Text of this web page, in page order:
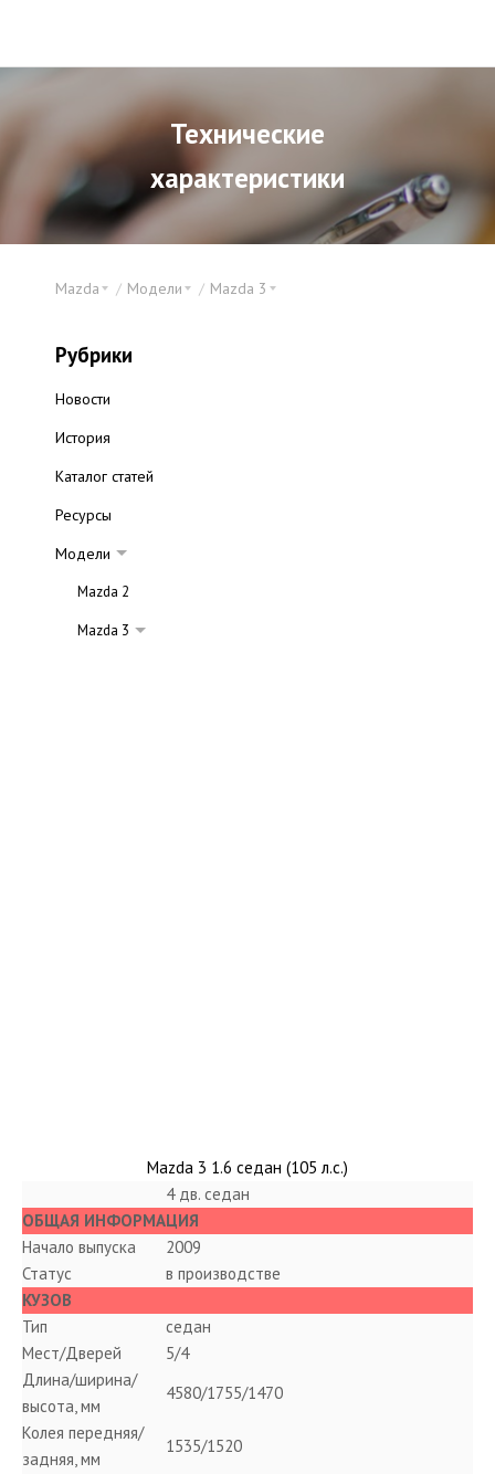
Технические
характеристики
Mazda Модели Mazda 3
Рубрики
Новости
История
Каталог статей
Ресурсы
Модели
Mazda 2
Mazda 3
Интересные личности
Каталог запчастей
Mazda 3 1.6 седан (105 л.с.)
4 дв. седан
ОБЩАЯ ИНФОРМАЦИЯ
Начало выпуска
2009
Статус
в производстве
КУЗОВ
Тип
седан
Мест/Дверей
5/4
Длина/ширина/
высота, мм
4580/1755/1470
Колея передняя/
задняя, мм
1535/1520